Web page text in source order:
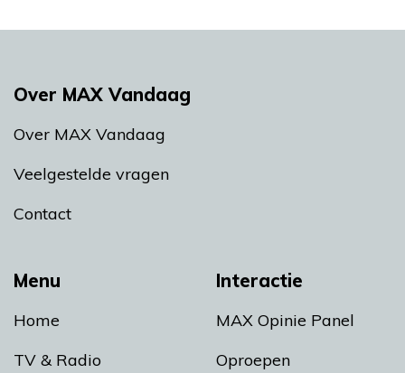
Menu
Home
TV & Radio
Interactie
MAX Opinie Panel
Oproepen
Over MAX Vandaag
Over MAX Vandaag
Veelgestelde vragen
Contact